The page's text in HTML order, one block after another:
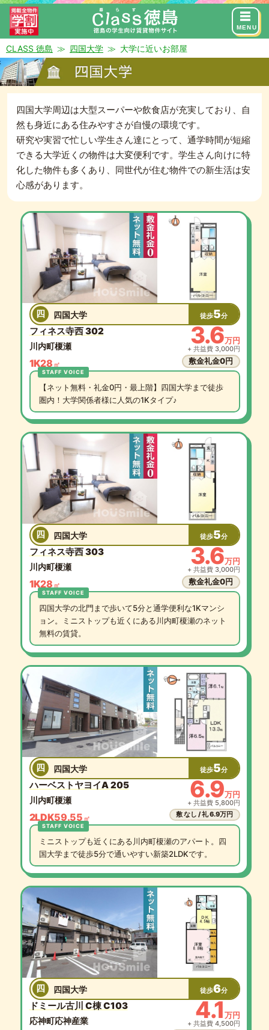
MENU
来店予約 お問い合わせ
CLASS 徳島 四国大学 大学に近いお部屋
NEAR THE SCHOOL
四国大学周辺は大型スーパーや飲食店が充実しており、自
然も身近にある住みやすさが自慢の環境です。
研究や実習で忙しい学生さん達にとって、通学時間が短縮
できる大学近くの物件は大変便利です。学生さん向けに特
化した物件も多くあり、同世代が住む物件での新生活は安
心感があります。
四 四国大学 徒歩5分
フィネス寺西 302
川内町榎瀬
1K28 ㎡
3.6万円
+ 共益費 3,000円
敷金礼金0円
【ネット無料・礼金0円・最上階】四国大学まで徒歩
圏内！大学関係者様に人気の1Kタイプ♪
四 四国大学 徒歩5分
フィネス寺西 303
川内町榎瀬
1K28 ㎡
3.6万円
+ 共益費 3,000円
敷金礼金0円
四国大学の北門まで歩いて5分と通学便利な1Kマンシ
ョン。ミニストップも近くにある川内町榎瀬のネット
無料の賃貸。
四 四国大学 徒歩5分
ハーベストヤヨイA 205
川内町榎瀬
2LDK59.55 ㎡
6.9万円
+ 共益費 5,800円
敷 なし / 礼 6.9万円
ミニストップも近くにある川内町榎瀬のアパート。四
国大学まで徒歩5分で通いやすい新築2LDKです。
四 四国大学 徒歩6分
ドミール古川 C棟 C103
応神町応神産業 4.1万円
+ 共益費 4,500円